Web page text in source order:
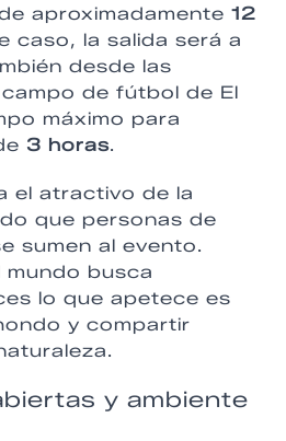
aproximadamente 12
caso, la salida será a
desde las
de fútbol de El
máximo para
3 horas.
el atractivo de la
que personas de
sumen al evento.
busca
lo que apetece es
y compartir
y ambiente